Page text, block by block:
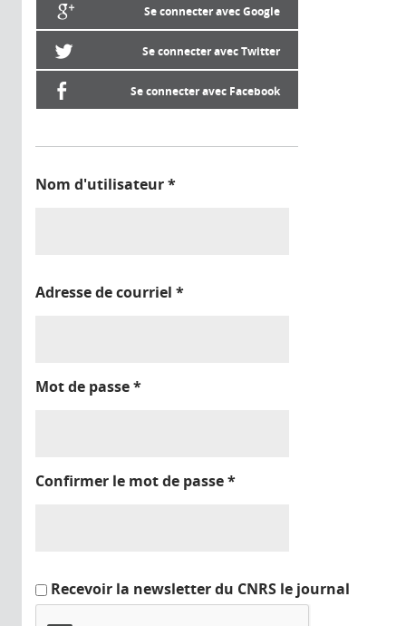
Se connecter avec Google
Se connecter avec Twitter
Se connecter avec Facebook
Nom d'utilisateur*
Adresse de courriel *
Mot de passe*
Confirmer le mot de passe*
Recevoir la newsletter du CNRS le journal